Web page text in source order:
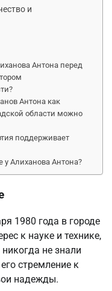
и
Антона перед
Антона как
области можно
поддерживает
Алиханова Антона?
1980 года в городе
к науке и технике,
не знали
стремление к
надежды.